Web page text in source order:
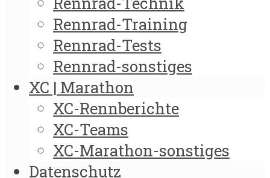
Rennrad-Training
Rennrad-Tests
Rennrad-sonstiges
XC | Marathon
XC-Rennberichte
XC-Teams
XC-Marathon-sonstiges
Datenschutz